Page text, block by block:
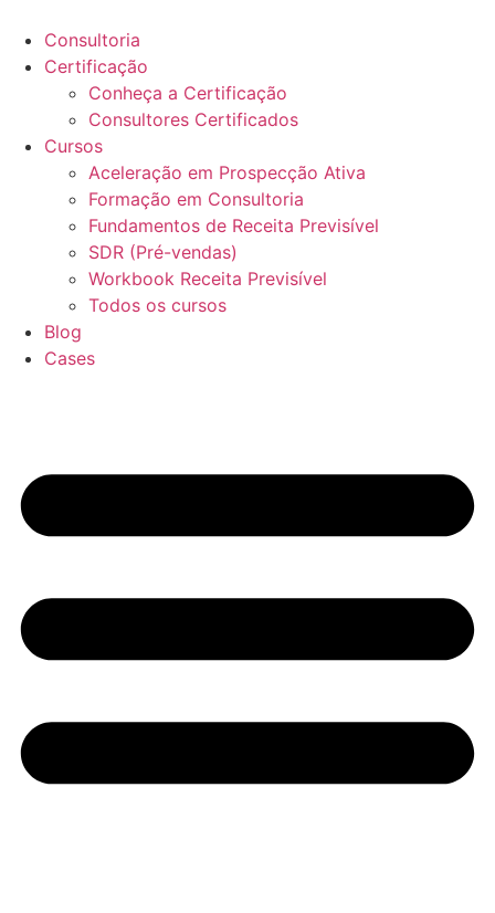
para
conteúdo
Consultoria
Certificação
Conheça a Certificação
Consultores Certificados
Cursos
Aceleração em Prospecção Ativa
Formação em Consultoria
Fundamentos de Receita Previsível
SDR (Pré-vendas)
Workbook Receita Previsível
Todos os cursos
Blog
Cases